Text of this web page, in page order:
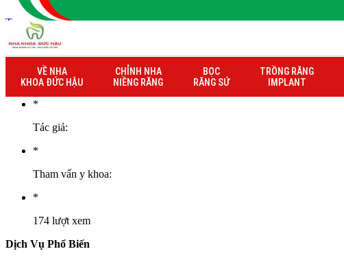
VỀ NHA
KHOA ĐỨC HẬU
CHỈNH NHA
NIỀNG RĂNG
BỌC
RĂNG SỨ
TRỒNG RĂNG
IMPLANT
Trang chủ» Thông tin bảo hành khách hàng Hoàng Thị Tám
Thông tin bảo hành khách hàng Hoàng Thị Tám
20/04/2024
*
Tác giả:
*
Tham vấn y khoa:
*
174 lượt xem
Dịch Vụ Phổ Biến